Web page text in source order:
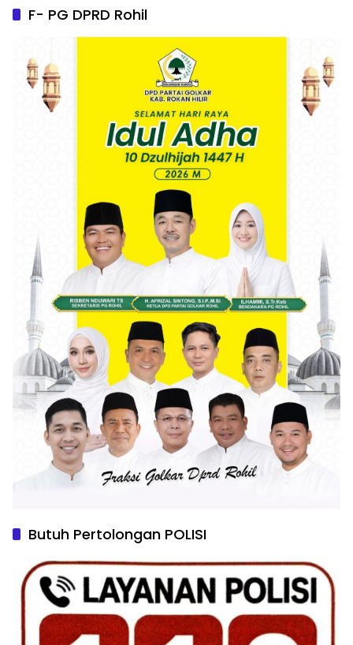
F- PG DPRD Rohil
Butuh Pertolongan POLISI